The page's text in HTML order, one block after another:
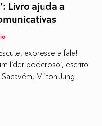
Livro ajuda a
expresse e fale!:
líder poderoso’, escrito
Mílton Jung